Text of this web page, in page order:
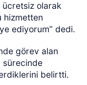
olarak
hizmetten
ediyorum” dedi.
görev alan
sürecinde
belirtti.